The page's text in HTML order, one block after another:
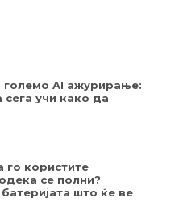
големо AI ажурирање:
сега учи како да
го користите
се полни?
што ќе ве